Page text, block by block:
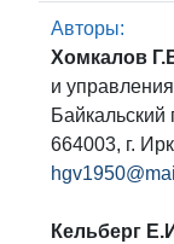
Авторы:
Хомкалов
и
Байкальский
664003, г.
Кельберг